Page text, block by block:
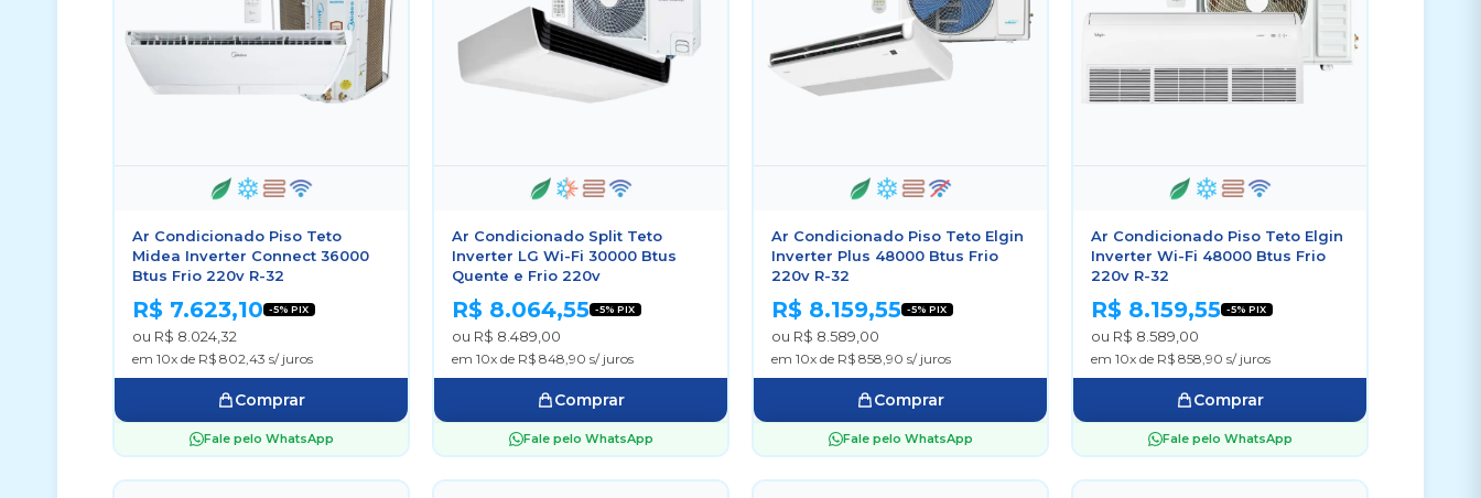
Ar Condicionado Piso Teto
Midea Inverter Connect 36000
Btus Frio 220v R-32
R$ 7.623,10 -5% PIX
ou R$ 8.024,32
em 10x de R$ 802,43 s/ juros
Comprar
Fale pelo WhatsApp
Ar Condicionado Split Teto
Inverter LG Wi-Fi 30000 Btus
Quente e Frio 220v
R$ 8.064,55 -5% PIX
ou R$ 8.489,00
em 10x de R$ 848,90 s/ juros
Comprar
Fale pelo WhatsApp
Ar Condicionado Piso Teto Elgin
Inverter Plus 48000 Btus Frio
220v R-32
R$ 8.159,55 -5% PIX
ou R$ 8.589,00
em 10x de R$ 858,90 s/ juros
Comprar
Fale pelo WhatsApp
Ar Condicionado Piso Teto Elgin
Inverter Wi-Fi 48000 Btus Frio
220v R-32
R$ 8.159,55 -5% PIX
ou R$ 8.589,00
em 10x de R$ 858,90 s/ juros
Comprar
Fale pelo WhatsApp